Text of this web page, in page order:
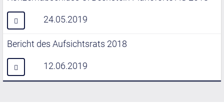
24.05.2019
Bericht des Aufsichtsrats 2018
12.06.2019